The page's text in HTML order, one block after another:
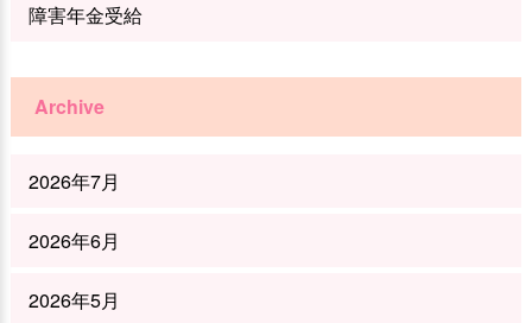
障害年金受給
Archive
2026年7月
2026年6月
2026年5月